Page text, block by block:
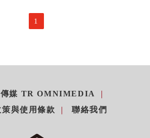
1
傳媒 TR OMNIMEDIA
策與使用條款
聯絡我們